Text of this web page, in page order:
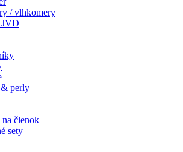
/ vlhkomery
& perly
členok
sety